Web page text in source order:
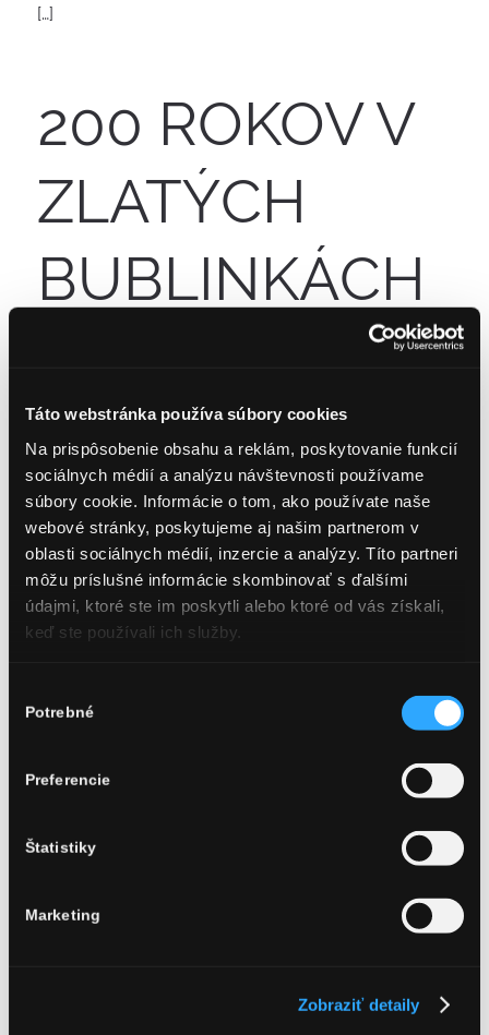
Táto webstránka používa súbory cookies
Na prispôsobenie obsahu a reklám, poskytovanie funkcií
sociálnych médií a analýzu návštevnosti používame
súbory cookie. Informácie o tom, ako používate naše
webové stránky, poskytujeme aj našim partnerom v
oblasti sociálnych médií, inzercie a analýzy. Títo partneri
môžu príslušné informácie skombinovať s ďalšími
údajmi, ktoré ste im poskytli alebo ktoré od vás získali,
keď ste používali ich služby.
súhlasu
Potrebné
Preferencie
Štatistiky
Marketing
Zobraziť detaily
[…]
200 ROKOV V
ZLATÝCH
BUBLINKÁCH
Sú značky, ktorých história je taká bohatá, pestrá
a zaujímavá, že by sa o nich dali písať knihy. Jednou
z takých značiek je Hubert. Všetko, čo ste kedy
chceli vedieť o prvom sekte, ktorý sa začal vyrábať
mimo územia Francúzska, sa dočítate v knihe
z pera historika Štefana Hrivňáka
(@archivarstevules). Francúzske cherchez la femme
POKRSTILI
SME
NOVINKU
HUBERT 200